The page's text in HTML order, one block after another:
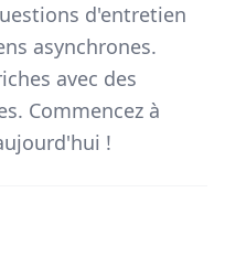
d'entretien
asynchrones.
avec des
Commencez à
!